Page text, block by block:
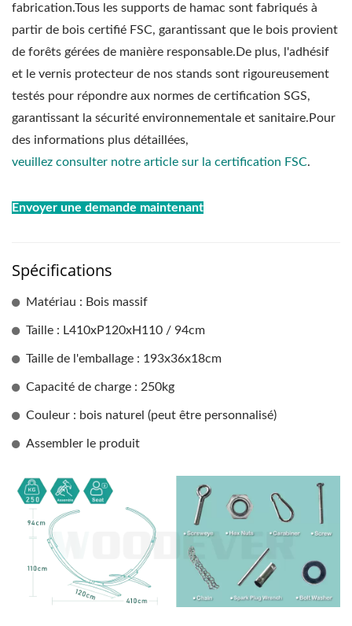
fabrication.Tous les supports de hamac sont fabriqués à
partir de bois certifié FSC, garantissant que le bois provient
de forêts gérées de manière responsable.De plus, l'adhésif
et le vernis protecteur de nos stands sont rigoureusement
testés pour répondre aux normes de certification SGS,
garantissant la sécurité environnementale et sanitaire.Pour
des informations plus détaillées,
veuillez consulter notre article sur la certification FSC.
Envoyer une demande maintenant
Spécifications
Matériau : Bois massif
Taille : L410xP120xH110 / 94cm
Taille de l'emballage : 193x36x18cm
Capacité de charge : 250kg
Couleur : bois naturel (peut être personnalisé)
Assembler le produit